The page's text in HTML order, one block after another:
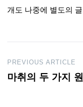
개도 나중에 별도의
Post
navigation
PREVIOUS ARTICLE
마취의 두 가지